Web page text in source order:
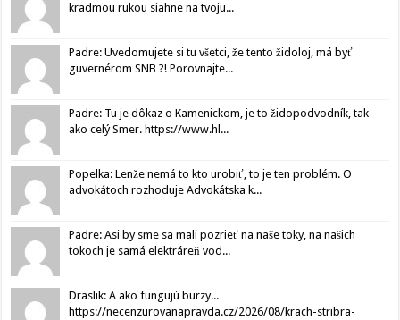
kradmou rukou siahne na tvoju...
Padre: Uvedomujete si tu všetci, že tento židoloj, má byť
guvernérom SNB ?! Porovnajte...
Padre: Tu je dôkaz o Kamenickom, je to židopodvodník, tak
ako celý Smer. https://www.hl...
Popelka: Lenže nemá to kto urobiť, to je ten problém. O
advokátoch rozhoduje Advokátska k...
Padre: Asi by sme sa mali pozrieť na naše toky, na našich
tokoch je samá elektráreň vod...
Draslik: A ako fungujú burzy...
https://necenzurovanapravda.cz/2026/08/krach-stribra-